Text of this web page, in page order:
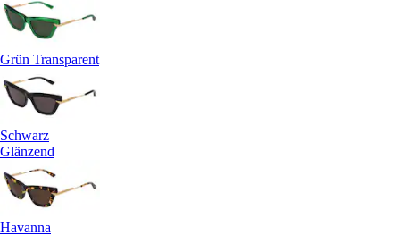
Grün Transparent
Schwarz
Glänzend
Havanna